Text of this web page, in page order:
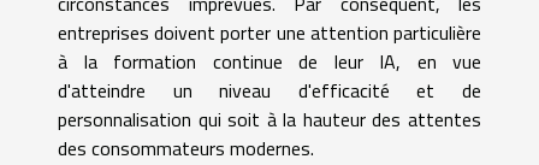
entreprises doivent porter une attention particulière
à la formation continue de leur IA, en vue
d'atteindre un niveau d'efficacité et de
personnalisation qui soit à la hauteur des attentes
des consommateurs modernes.